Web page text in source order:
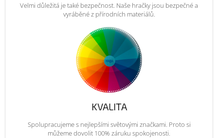
Velmi důležitá je také bezpečnost. Naše hračky jsou bezpečné a
vyráběné z přírodních materiálů.
KVALITA
Spolupracujeme s nejlepšími světovými značkami. Proto si
můžeme dovolit 100% záruku spokojenosti.